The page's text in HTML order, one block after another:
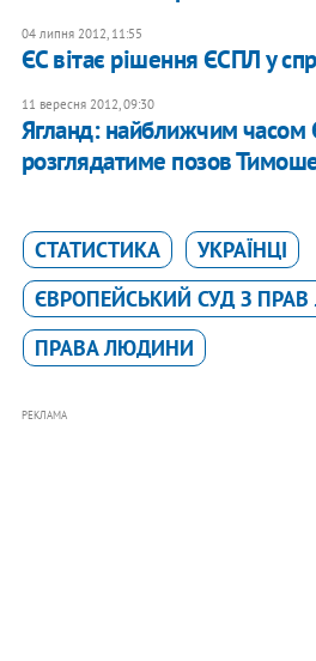
04 липня 2012, 11:55
ЄС вітає рішення ЄСПЛ у
11 вересня 2012, 09:30
Ягланд: найближчим
розглядатиме позов
СТАТИСТИКА
УКРАЇНЦІ
ЄВРОПЕЙСЬКИЙ СУД З
ПРАВА ЛЮДИНИ
РЕКЛАМА